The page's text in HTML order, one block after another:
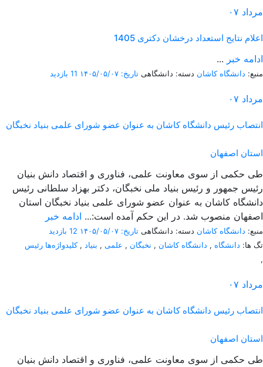
۰۷ مرداد
اعلام نتایج استعداد درخشان دکتری 1405
... ادامه خبر
منبع: دانشگاه کاشان دسته: دانشگاهی تاریخ: ۱۴۰۵/۰۵/۰۷ 11 بازدید
۰۷ مرداد
انتصاب رئیس دانشگاه کاشان به عنوان عضو شورای علمی بنیاد نخبگان
استان اصفهان
طی حکمی از سوی معاونت علمی، فناوری و اقتصاد دانش بنیان
رئیس جمهور و رئیس بنیاد ملی نخبگان، دکتر بهزاد سلطانی رئیس
دانشگاه کاشان به عنوان عضو شورای علمی بنیاد نخبگان استان
اصفهان منصوب شد. در این حکم آمده است:... ادامه خبر
منبع: دانشگاه کاشان دسته: دانشگاهی تاریخ: ۱۴۰۵/۰۵/۰۷
12 بازدید
تگ ها: دانشگاه , دانشگاه کاشان , نخبگان , علمی , بنیاد ,کلیدواژه‌ها رئیس
,
۰۷ مرداد
انتصاب رئیس دانشگاه کاشان به عنوان عضو شورای علمی بنیاد نخبگان
استان اصفهان
طی حکمی از سوی معاونت علمی، فناوری و اقتصاد دانش بنیان